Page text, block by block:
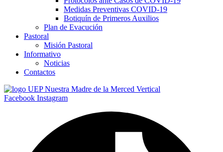
Medidas Preventivas COVID-19
Botiquín de Primeros Auxilios
Plan de Evacución
Pastoral
Misión Pastoral
Informativo
Noticias
Contactos
Facebook Instagram